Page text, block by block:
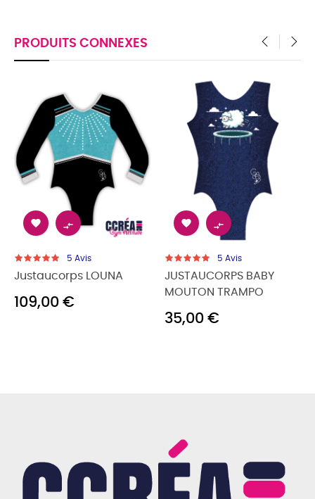
PRODUITS CONNEXES
 
5 Avis
Justaucorps LOUNA
109,00 €
 
5 Avis
JUSTAUCORPS BABY
MOUTON TRAMPO
35,00 €